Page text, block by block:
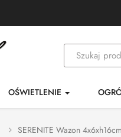
OŚWIETLENIE
SERENITE Wazon